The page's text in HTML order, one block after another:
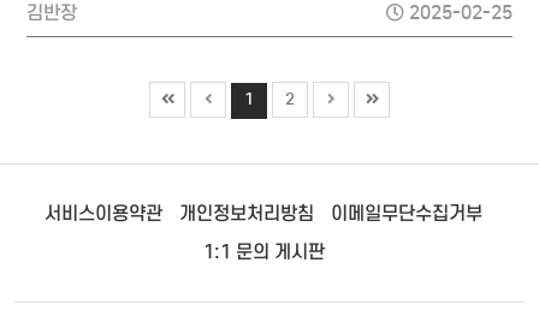
김반장
2025-02-25
1 2
서비스이용약관 개인정보처리방침
이메일무단수집거부
1:1 문의 게시판